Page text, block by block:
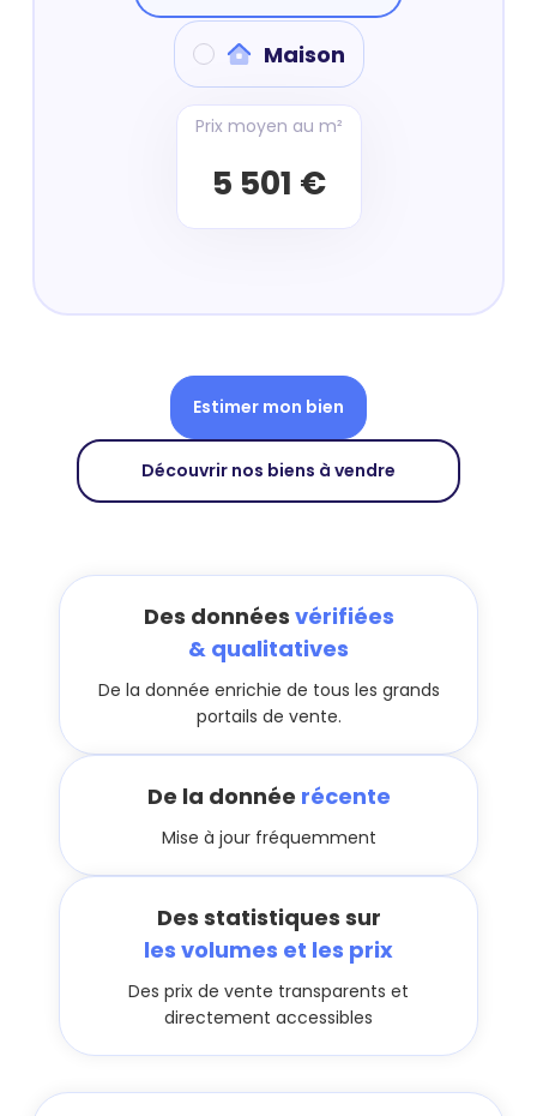
Maison
Prix moyen au m²
5 501 €
Estimer mon bien
Découvrir nos biens à vendre
Des données vérifiées
& qualitatives
De la donnée enrichie de tous les grands
portails de vente.
De la donnée récente
Mise à jour fréquemment
Des statistiques sur
les volumes et les prix
Des prix de vente transparents et
directement accessibles